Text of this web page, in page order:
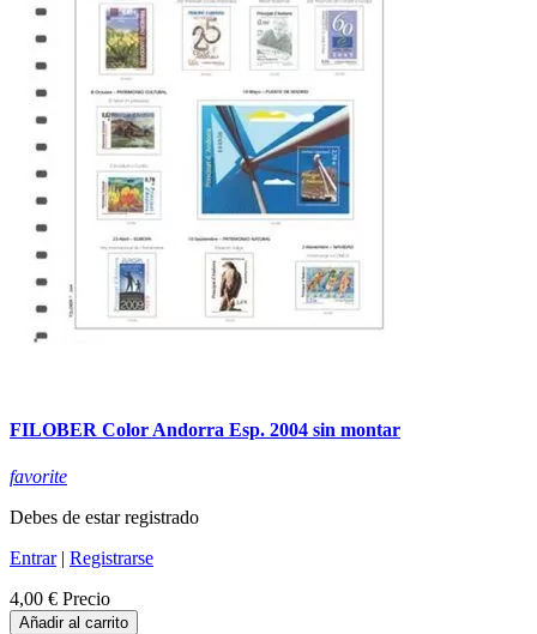
FILOBER Color Andorra Esp. 2004 sin montar
favorite
Debes de estar registrado
Entrar| Registrarse
4,00 € Precio
Añadir al carrito